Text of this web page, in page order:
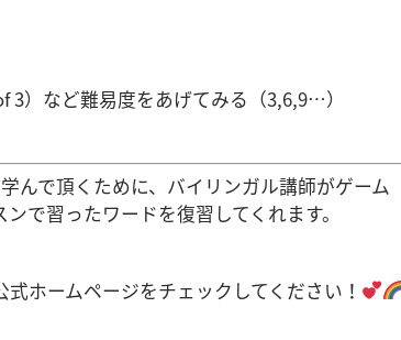
）など難易度をあげてみる（3,6,9…）
んで頂くために、バイリンガル講師がゲーム
で習ったワードを復習してくれます。
ホームページをチェックしてください！